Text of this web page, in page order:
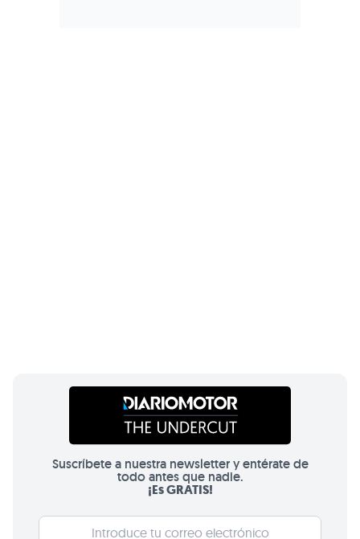
Suscríbete a nuestra newsletter y entérate de
todo antes que nadie.
¡Es GRATIS!